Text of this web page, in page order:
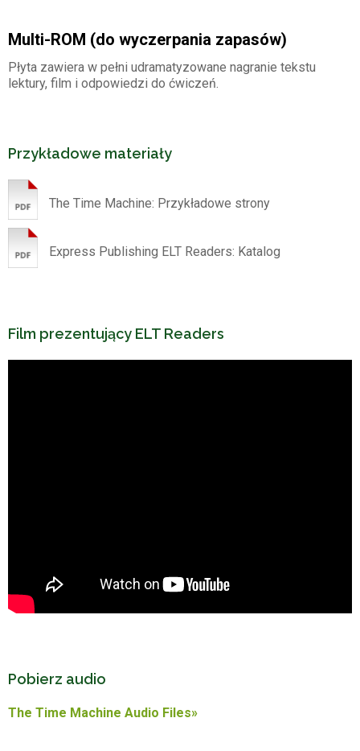
Multi-ROM (do wyczerpania zapasów)
Płyta zawiera w pełni udramatyzowane nagranie tekstu
lektury, film i odpowiedzi do ćwiczeń.
Przykładowe materiały
The Time Machine: Przykładowe strony
Express Publishing ELT Readers: Katalog
Film prezentujący ELT Readers
Pobierz audio
The Time Machine Audio Files»